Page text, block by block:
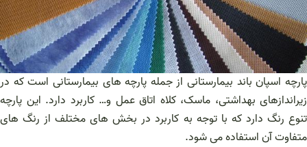
پارچه اسپان باند بیمارستانی از جمله پارچه های بیمارستانی است که در
زیراندازهای بهداشتی، ماسک، کلاه اتاق عمل و… کاربرد دارد. این پارچه
تنوع رنگ دارد که با توجه به کاربرد در بخش های مختلف از رنگ های
متفاوت آن استفاده می شود.